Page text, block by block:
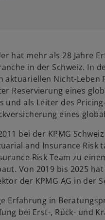
hat mehr als 28 Jahre
in der Schweiz. In
aktuariellen Nicht-Leben
Reservierung eines
und als Leiter des
eines
bei der KPMG
and Insurance Risk
Risk Team zu
Von 2019 bis 2025
der KPMG AG in der
Erfahrung in
bei Erst-, Rück- und